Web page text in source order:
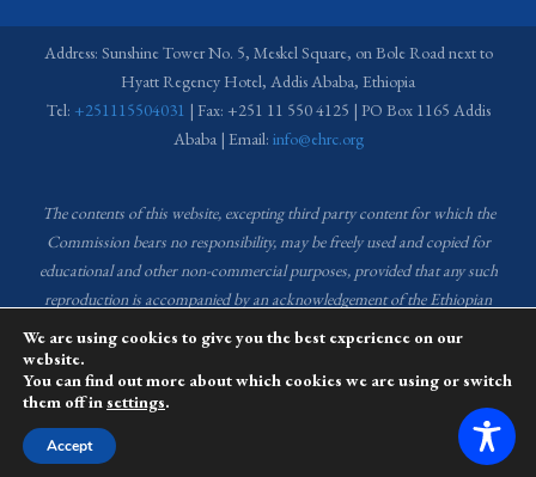
Address: Sunshine Tower No. 5, Meskel Square, on Bole Road next to
Hyatt Regency Hotel, Addis Ababa, Ethiopia
Tel: +251115504031 | Fax: +251 11 550 4125 | PO Box 1165 Addis
Ababa | Email: info@ehrc.org
The contents of this website, excepting third party content for which the
Commission bears no responsibility,may be freely used and copied for
educational and other non-commercial purposes, provided that any such
reproduction is accompanied by an acknowledgement of the Ethiopian
Human Rights Commission (EHRC). Source of images used in the content
of this website: EHRC Media and Communications Department Archive
and Creative Common License.
This website is managed by the Media and Communications team of the
Ethiopian Human Rights Commission (EHRC).
We are using cookies to give you the best experience on our
website.
You can find out more about which cookies we are using or switch
them off insettings.
Accept